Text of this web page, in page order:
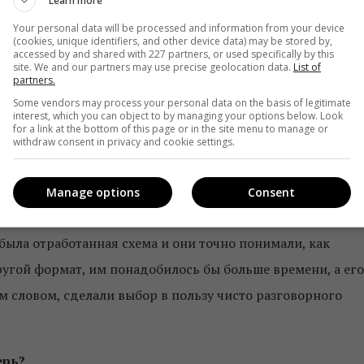
и был погружен в ежедневный процесс.
в таком консервативном формате будет успешным.
востребованным, как ожидали.
показывали, что самый востребованный формат,
talk and music. В какой-то момент от идеи talk and music
которая пришла делать «Радіо НВ», до этого
отработанная схема и они точно понимали, как
формат, им понадобилось бы больше времени, а
сделали выбор в пользу чисто разговорного
Your personal data will be processed and information from your device
(cookies, unique identifiers, and other device data) may be stored by,
accessed by and shared with 227 partners, or used specifically by this
site. We and our partners may use precise geolocation data. List of
partners.
Some vendors may process your personal data on the basis of legitimate
interest, which you can object to by managing your options below. Look
for a link at the bottom of this page or in the site menu to manage or
withdraw consent in privacy and cookie settings.
Consent
Manage options